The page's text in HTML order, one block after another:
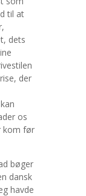
til at
dets
der
os
kom før
bøger
dansk
havde